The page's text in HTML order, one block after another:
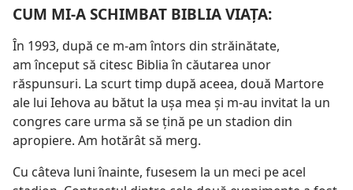
CUM MI-A SCHIMBAT BIBLIA VIAŢA:
În 1993, după ce m-am întors din străinătate,
am început să citesc Biblia în căutarea unor
răspunsuri. La scurt timp după aceea, două Martore
ale lui Iehova au bătut la uşa mea şi m-au invitat la un
congres care urma să se ţină pe un stadion din
apropiere. Am hotărât să merg.
Cu câteva luni înainte, fusesem la un meci pe acel